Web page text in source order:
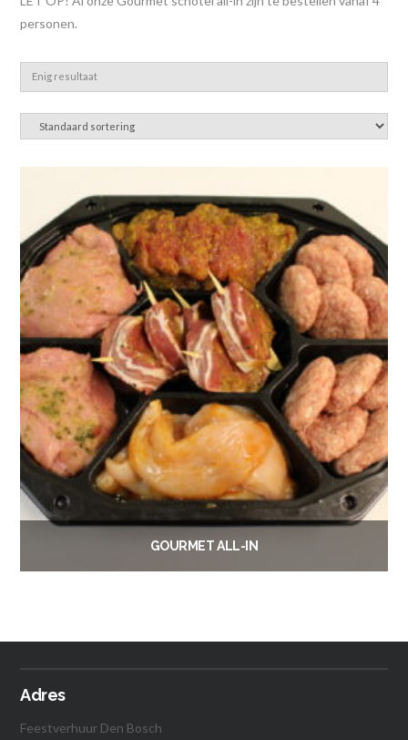
personen.
Enig resultaat
GOURMET ALL-IN
Adres
Feestverhuur Den Bosch